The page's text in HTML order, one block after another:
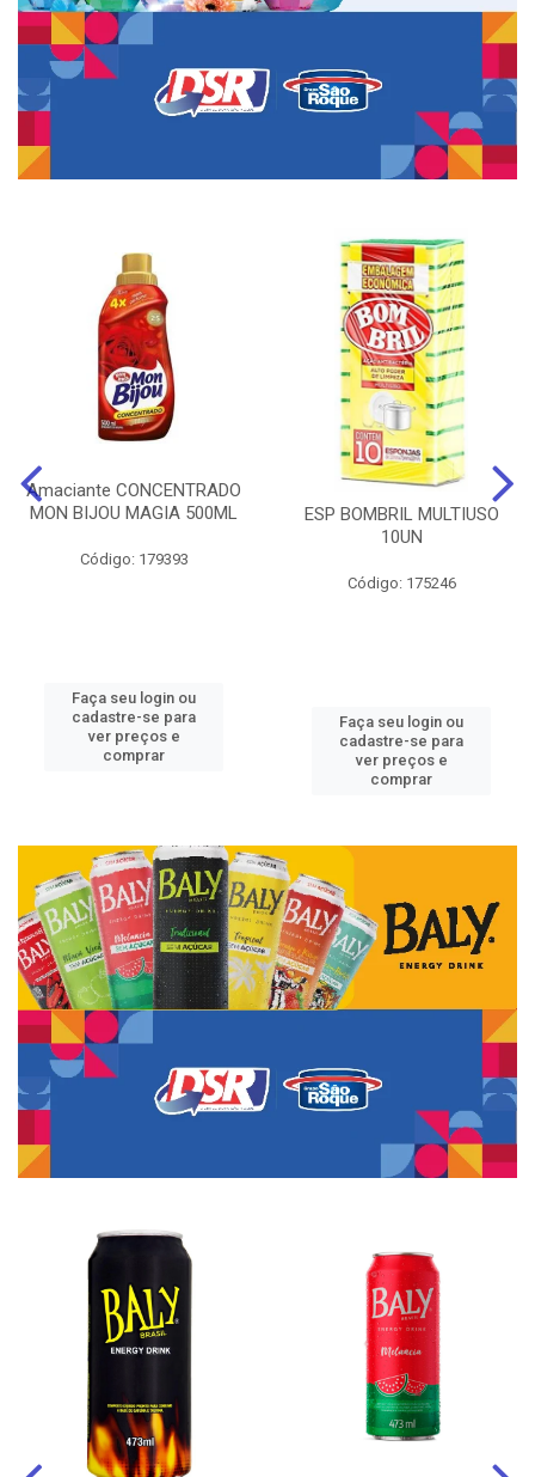
Amaciante CONCENTRADO
MON BIJOU MAGIA 500ML
Código: 179393
Faça seu login ou
cadastre-se para
ver preços e
comprar
ESP BOMBRIL MULTIUSO
10UN
Código: 175246
Faça seu login ou
cadastre-se para
ver preços e
comprar